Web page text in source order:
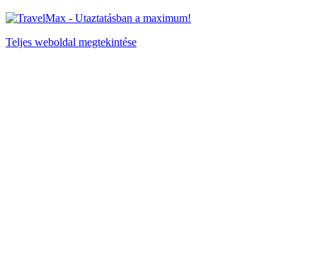
Teljes weboldal megtekintése